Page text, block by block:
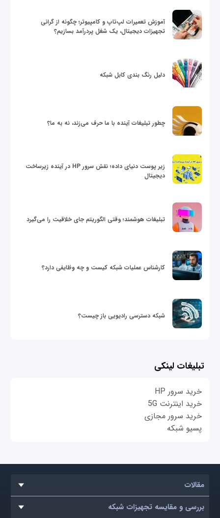
آموزش تعمیرات لپ‌تاپ و کامپیوتر؛ چگونه از گرانی
تجهیزات دیجیتال، یک شغل پردرآمد بسازیم؟
دلیل رنگ بندی کابل شبکه
چطور تبلیغات آینده با ما حرف می‌زند، نه به ما؟
زیر پوست دنیای داده؛ نقش سرور HP در آینده زیرساخت
دیجیتال
تبلیغات هوشمند؛ وقتی الگوریتم جای خلاقیت را می‌گیرد
کارشناس عملیات شبکه کیست و چه وظایفی دارد؟
شبکه دسترسی رادیویی باز چیست؟
تبلیغات لینکی
خرید سرور HP
خرید اینترنت 5G
خرید سرور مجازی
پسیو شبکه
مقالات
بررسی و مقایسه تجهیزات شبکه